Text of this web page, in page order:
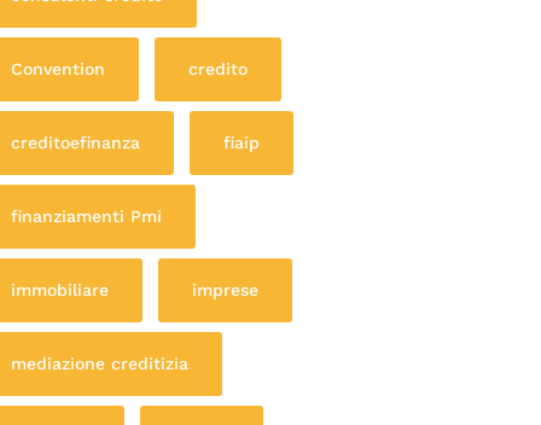
Convention credito
creditoefinanza fiaip
finanziamenti Pmi
immobiliare imprese
mediazione creditizia